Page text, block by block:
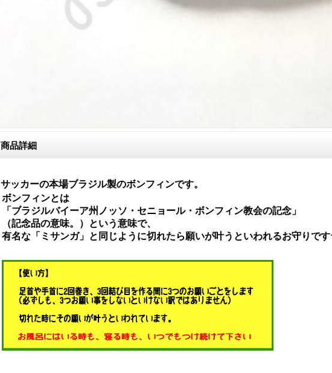
商品詳細
サッカーの本場ブラジル製のボンフィンです。
ボンフィンとは
「ブラジルバイーア州ノッソ・セニョール・ボンフィン教会の記念」
（記念品の意味。）という意味で、
有名な「ミサンガ」と同じように切れたら願いが叶うといわれるお守りで